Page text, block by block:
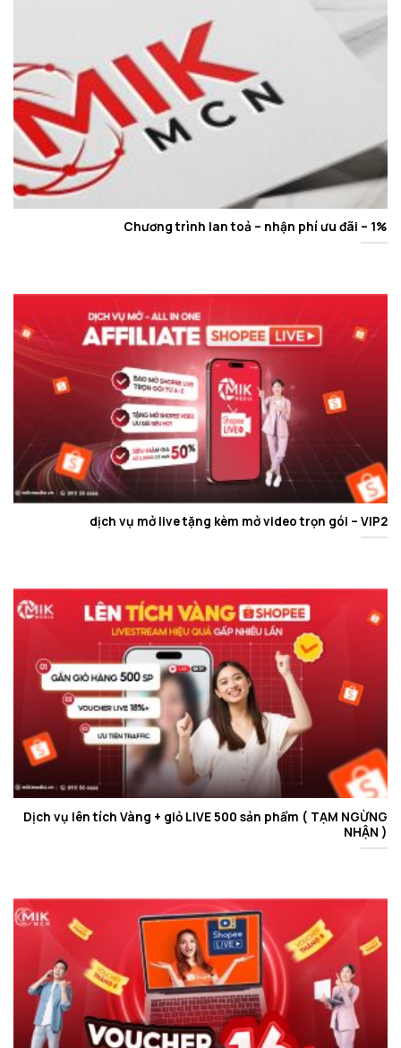
Chương trình lan toả – nhận phí ưu đãi – 1%
dịch vụ mở live tặng kèm mở video trọn gói – VIP2
Dịch vụ lên tích Vàng + giỏ LIVE 500 sản phẩm ( TẠM NGỪNG
NHẬN )